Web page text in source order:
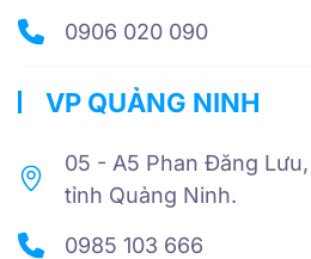
0906 020 090
VP QUẢNG NINH
05 - A5 Phan Đăng
tỉnh Quảng Ninh.
0985 103 666